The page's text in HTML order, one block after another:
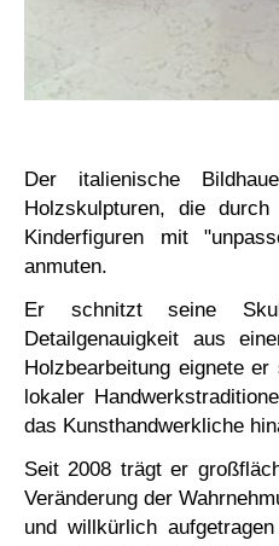
Der italienische
Holzskulpturen, die
Kinderfiguren mit
anmuten.
Er schnitzt seine
Detailgenauigkeit aus
Holzbearbeitung eignete
lokaler
das Kunsthandwerkliche
Seit 2008 trägt er
Veränderung der
und willkürlich